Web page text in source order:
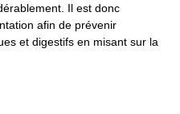
Il est donc
afin de prévenir
et digestifs en misant sur la